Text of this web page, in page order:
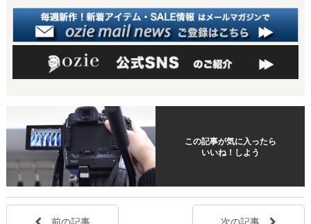
この記事が気に入ったら
いいね！しよう